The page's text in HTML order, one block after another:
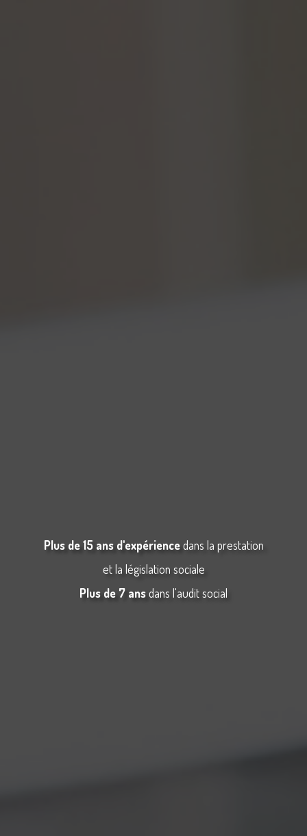
Plus de 15 ans d'expériencedans la prestation
et la législation sociale
Plus de 7 ansdans l'audit social